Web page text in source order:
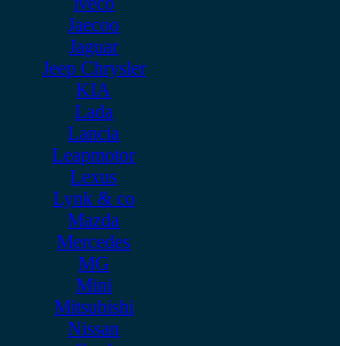
Jaecoo
Jaguar
Jeep Chrysler
KIA
Lada
Lancia
Leapmotor
Lexus
Lynk & co
Mazda
Mercedes
MG
Mini
Mitsubishi
Nissan